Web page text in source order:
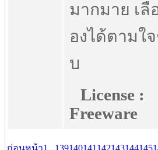
มากมาย เลื
องได้ตามใ
บ
License :
Freeware
ก่อนหน้า1 ...139140141 142143144145